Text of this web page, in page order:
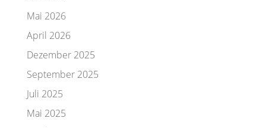
Mai 2026
April 2026
Dezember 2025
September 2025
Juli 2025
Mai 2025